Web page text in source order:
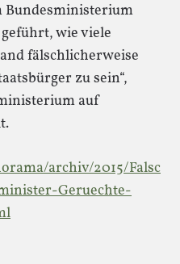
Bundesministerium
wie viele
fälschlicherweise
zu sein“,
auf
archiv/2015/Falsc
Geruechte-